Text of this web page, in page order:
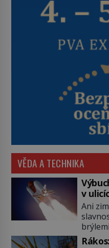
VĚDA A TECHNIKA
v
Ani
která